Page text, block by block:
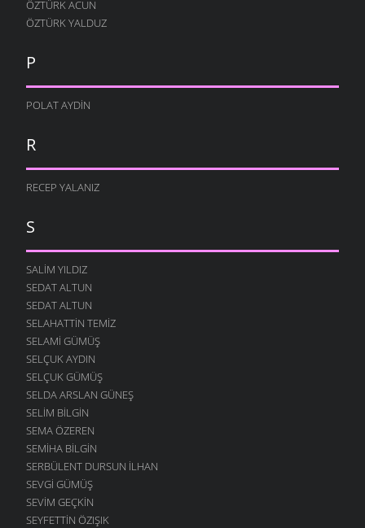
ÖZTÜRK ACUN
ÖZTÜRK YALDUZ
P
POLAT AYDIN
R
RECEP YALANIZ
S
SALIM YILDIZ
SEDAT ALTUN
SEDAT ALTUN
SELAHATTIN TEMIZ
SELAMI GÜMÜŞ
SELÇUK AYDIN
SELÇUK GÜMÜŞ
SELDA ARSLAN GÜNEŞ
SELIM BILGIN
SEMA ÖZEREN
SEMIHA BILGIN
SERBÜLENT DURSUN İLHAN
SEVGI GÜMÜŞ
SEVIM GEÇKIN
SEYFETTIN ÖZIŞIK